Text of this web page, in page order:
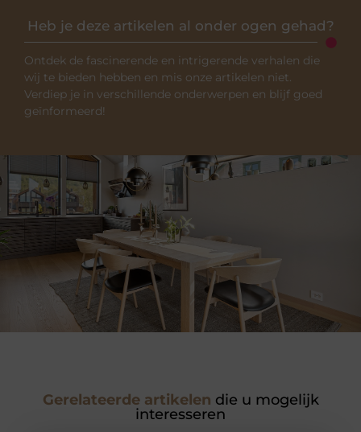
Heb je deze artikelen al onder ogen gehad?
Ontdek de fascinerende en intrigerende verhalen die
wij te bieden hebben en mis onze artikelen niet.
Verdiep je in verschillende onderwerpen en blijf goed
geïnformeerd!
Gerelateerde artikelen die u mogelijk
interesseren